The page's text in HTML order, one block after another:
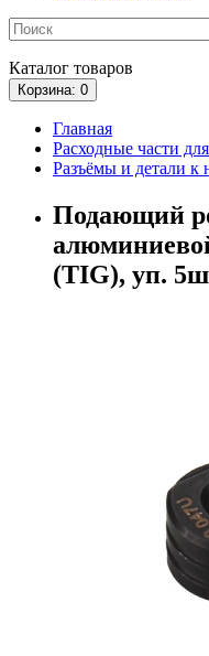
Каталог товаров
Корзина: 0
Главная
Расходные части
Разъёмы и детали к
Подающий
(TIG), уп.